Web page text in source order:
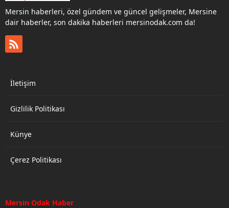
Mersin haberleri, özel gündem ve güncel gelişmeler, Mersine
dair haberler, son dakika haberleri mersinodak.com da!
İletişim
Gizlilik Politikası
Künye
Çerez Politikası
Mersin Odak Haber